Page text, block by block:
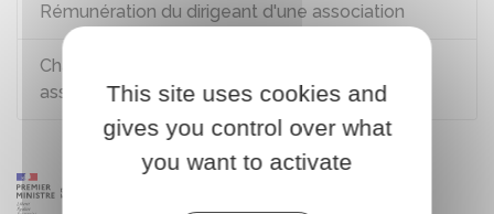
Rémunération du dirigeant d'une association
Changements dans l'administration d'une
associationThis site uses cookies and
gives you control over what
you want to activate